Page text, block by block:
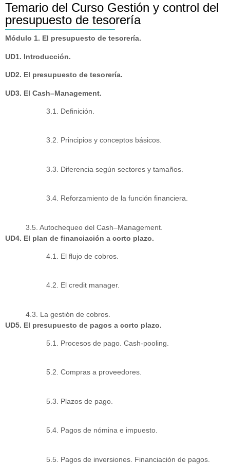
Temario del Curso Gestión y control del
presupuesto de tesorería
Módulo 1. El presupuesto de tesorería.
UD1. Introducción.
UD2. El presupuesto de tesorería.
UD3. El Cash–Management.
3.1. Definición.
3.2. Principios y conceptos básicos.
3.3. Diferencia según sectores y tamaños.
3.4. Reforzamiento de la función financiera.
3.5. Autochequeo del Cash–Management.
UD4. El plan de financiación a corto plazo.
4.1. El flujo de cobros.
4.2. El credit manager.
4.3. La gestión de cobros.
UD5. El presupuesto de pagos a corto plazo.
5.1. Procesos de pago. Cash-pooling.
5.2. Compras a proveedores.
5.3. Plazos de pago.
5.4. Pagos de nómina e impuesto.
5.5. Pagos de inversiones. Financiación de pagos.